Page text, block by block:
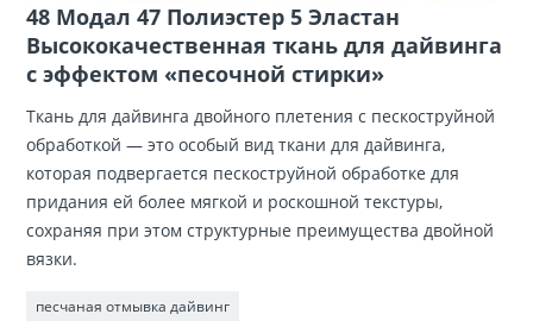
48 Модал 47 Полиэстер 5 Эластан
Высококачественная ткань для дайвинга
с эффектом «песочной стирки»
Ткань для дайвинга двойного плетения с пескоструйной
обработкой — это особый вид ткани для дайвинга,
которая подвергается пескоструйной обработке для
придания ей более мягкой и роскошной текстуры,
сохраняя при этом структурные преимущества двойной
вязки.
песчаная отмывка дайвинг